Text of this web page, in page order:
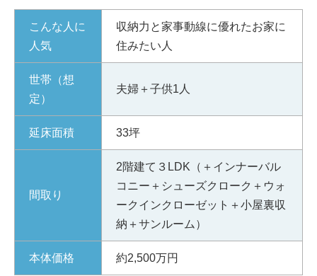
こんな人に
人気
収納力と家事動線に優れたお家に
住みたい人
世帯（想
定）
夫婦＋子供1人
延床面積 33坪
間取り
2階建て３LDK（＋インナーバル
コニー＋シューズクローク＋ウォ
ークインクローゼット＋小屋裏収
納＋サンルーム）
本体価格 約2,500万円